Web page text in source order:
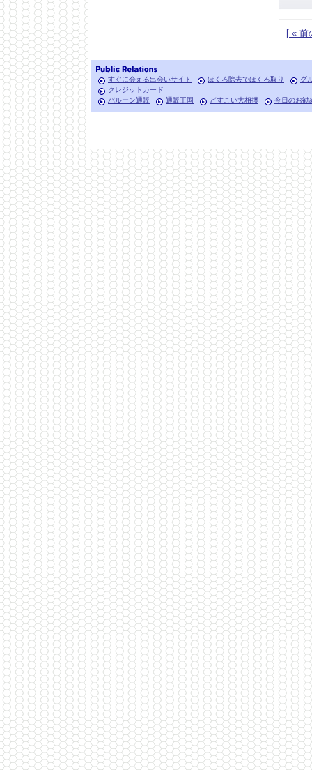
[ « 前
すぐに会える出会いサイト ほくろ除去でほくろ取り
グ
クレジットカード
バルーン通販
通販王国 どすこい大相撲 今日のお勧